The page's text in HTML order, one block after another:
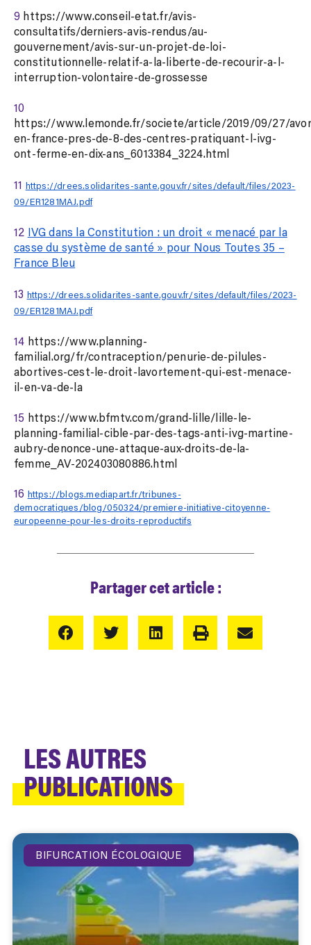
9 https://www.conseil-etat.fr/avis-
consultatifs/derniers-avis-rendus/au-
gouvernement/avis-sur-un-projet-de-loi-
constitutionnelle-relatif-a-la-liberte-de-recourir-a-l-
interruption-volontaire-de-grossesse
10
https://www.lemonde.fr/societe/article/2019/09/27/
en-france-pres-de-8-des-centres-pratiquant-l-ivg-
ont-ferme-en-dix-ans_6013384_3224.html
11 https://drees.solidarites-sante.gouv.fr/sites/default/files/2023-
09/ER1281MAJ.pdf
12 IVG dans la Constitution : un droit « menacé par la
casse du système de santé » pour Nous Toutes 35 –
France Bleu
13 https://drees.solidarites-sante.gouv.fr/sites/default/files/2023-
09/ER1281MAJ.pdf
14 https://www.planning-
familial.org/fr/contraception/penurie-de-pilules-
abortives-cest-le-droit-lavortement-qui-est-menace-
il-en-va-de-la
15 https://www.bfmtv.com/grand-lille/lille-le-
planning-familial-cible-par-des-tags-anti-ivg-martine-
aubry-denonce-une-attaque-aux-droits-de-la-
femme_AV-202403080886.html
16 https://blogs.mediapart.fr/tribunes-
democratiques/blog/050324/premiere-initiative-citoyenne-
europeenne-pour-les-droits-reproductifs
Partager cet article :
LES AUTRES
PUBLICATIONS
BIFURCATION ÉCOLOGIQUE